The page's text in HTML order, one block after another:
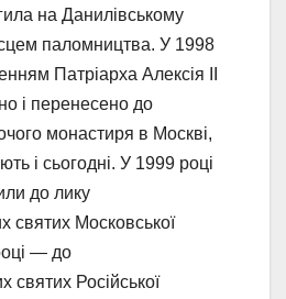
на Данилівському
паломництва. У 1998
Патріарха Алексія II
і перенесено до
монастиря в Москві,
і сьогодні. У 1999 році
до лику
святих Московської
— до
святих Російської